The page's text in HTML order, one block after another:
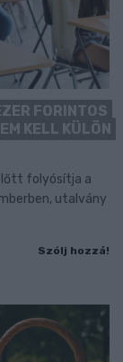
FORINTOS
KELL KÜLÖN
folyósítja a
utalvány
Szólj hozzá!